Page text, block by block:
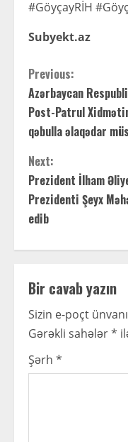
#GöyçayRİH
Subyekt.az
C
o
n
t
i
n
u
e
R
e
a
Previous:
Azərbaycan
Post-Patrul
qəbulla əlaqədar
Next:
Prezident İlham
Prezidenti Şeyx
edib
Bir cavab yazın
Sizin e-poçt
Gərəkli sahələr*
Şərh *